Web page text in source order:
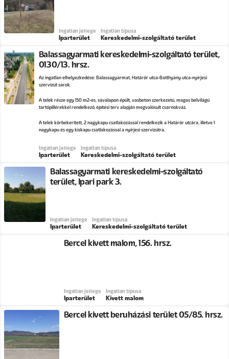
Ingatlan jellege
Iparterület
Ingatlan típusa
Kereskedelmi-szolgáltató terület
Balassagyarmati kereskedelmi-szolgáltató terület,
0130/13. hrsz.
Az ingatlan elhelyezkedése: Balassagyarmat, Határőr utca-Batthyány utca-nyírjesi
szervizút sarok.
A telek része egy 150 m2-es, sávalapon épült, vasbeton szerkezetű, magas belvilágú
tartópillérekkel rendelkező, építési terv alapján megvalósult csarnokváz.
A telek körbekerített, 2 nagykapu csatlakozással rendelkezik a Határőr utcára, illetve 1
nagykapu és egy kiskapu csatlakozással a nyírjesi szervizútra.
Ingatlan jellege
Iparterület
Ingatlan típusa
Kereskedelmi-szolgáltató terület
Balassagyarmati kereskedelmi-szolgáltató
terület, Ipari park 3.
Ingatlan jellege
Iparterület
Ingatlan típusa
Kereskedelmi-szolgáltató terület
Bercel kivett malom, 156. hrsz.
Ingatlan jellege
Iparterület
Ingatlan típusa
Kivett malom
Bercel kivett beruházási terület 05/85. hrsz.